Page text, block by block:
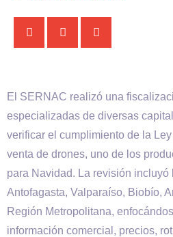
El SERNAC realizó una
especializadas de diversas
verificar el cumplimiento de la
venta de drones, uno de los
para Navidad. La revisión incluyó
Antofagasta, Valparaíso, Biobío,
Región Metropolitana,
información comercial, precios,